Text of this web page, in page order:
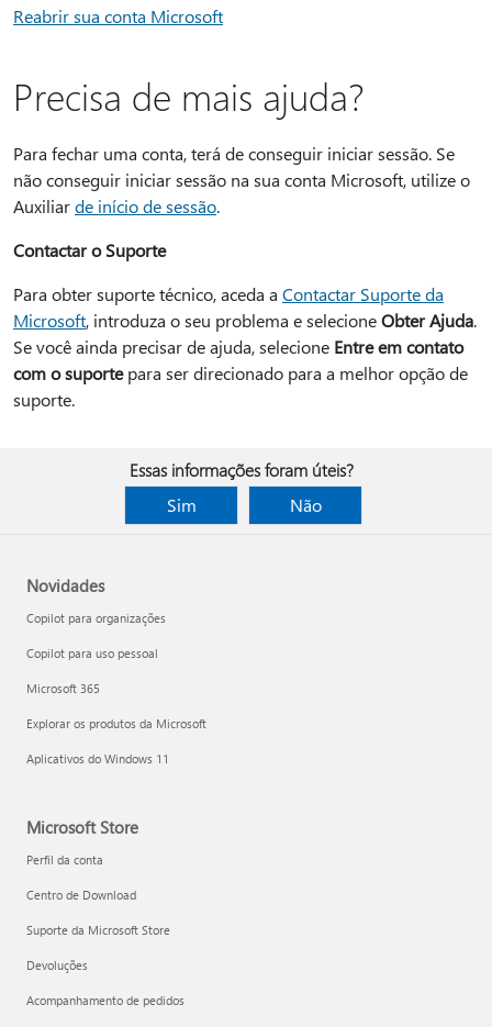
Reabrir sua conta Microsoft
Precisa de mais ajuda?
Para fechar uma conta, terá de conseguir iniciar sessão. Se
não conseguir iniciar sessão na sua conta Microsoft, utilize o
Auxiliarde início de sessão.
Contactar o Suporte
Para obter suporte técnico, aceda a Contactar Suporte da
Microsoft, introduza o seu problema e selecioneObter Ajuda.
Se você ainda precisar de ajuda, selecione Entre em contato
com o suportepara ser direcionado para a melhor opção de
suporte.
Essas informações foram úteis?
Sim
Não
Novidades
Copilot para organizações
Copilot para uso pessoal
Microsoft 365
Explorar os produtos da Microsoft
Aplicativos do Windows 11
Microsoft Store
Perfil da conta
Centro de Download
Suporte da Microsoft Store
Devoluções
Acompanhamento de pedidos